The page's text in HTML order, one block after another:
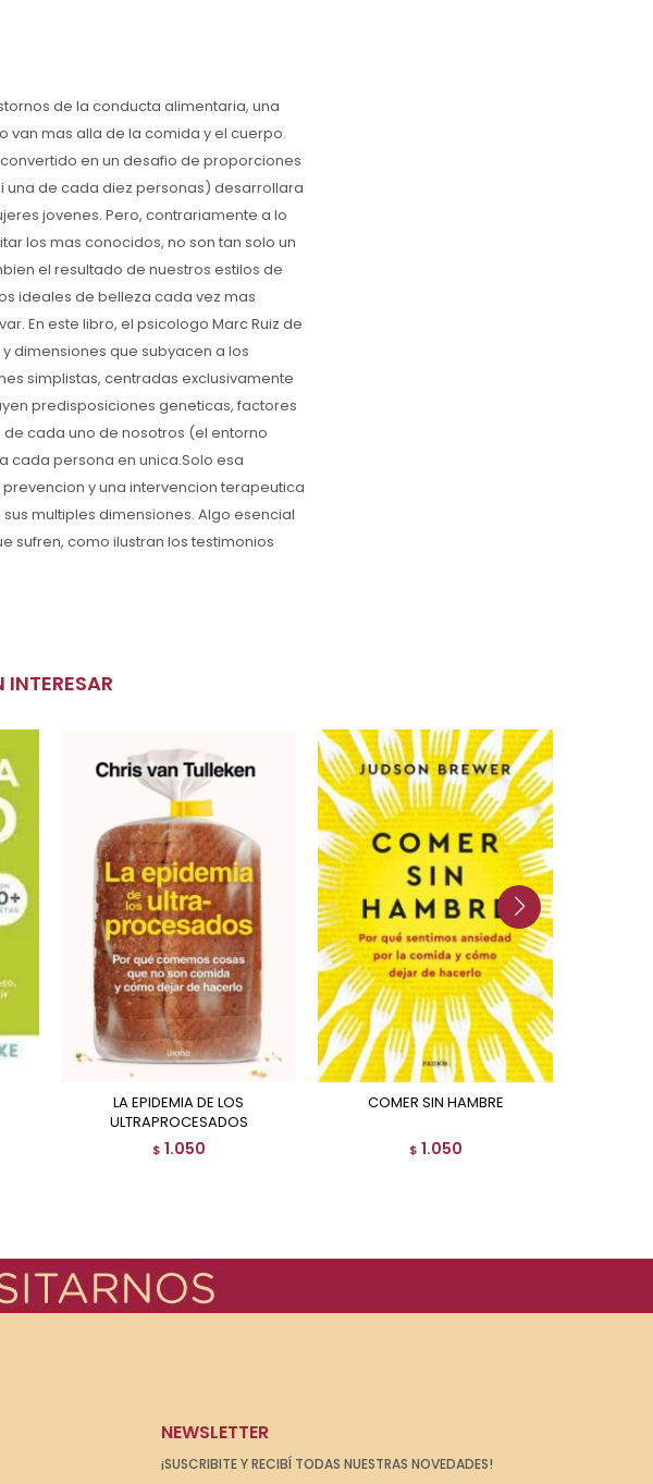
de la conducta alimentaria, una
mas alla de la comida y el cuerpo.
en un desafio de proporciones
una de cada diez personas) desarrollara
jovenes. Pero, contrariamente a lo
los mas conocidos, no son tan solo un
el resultado de nuestros estilos de
ideales de belleza cada vez mas
En este libro, el psicologo Marc Ruiz de
dimensiones que subyacen a los
simplistas, centradas exclusivamente
predisposiciones geneticas, factores
cada uno de nosotros (el entorno
cada persona en unica.Solo esa
y una intervencion terapeutica
multiples dimensiones. Algo esencial
sufren, como ilustran los testimonios
INTERESAR
LA EPIDEMIA DE LOS
ULTRAPROCESADOS
$ 1.050
COMER SIN HAMBRE
$ 1.050
NEWSLETTER
¡SUSCRIBITE Y RECIBÍ TODAS NUESTRAS NOVEDADES!